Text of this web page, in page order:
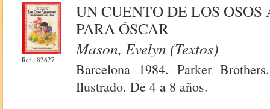
Ref.: 82627
UN CUENTO DE LOS
PARA ÓSCAR
Mason, Evelyn (Textos)
Barcelona 1984. Parker
Ilustrado. De 4 a 8 años.